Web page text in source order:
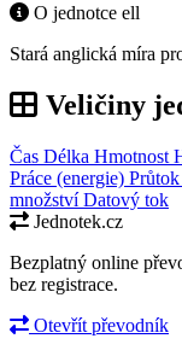
O jednotce ell
Stará anglická míra
Veličiny
Čas Délka Hmotnost
Práce (energie) Průtok
množstvíDatový tok
Jednotek.cz
Bezplatný online
bez registrace.
Otevřít převodník